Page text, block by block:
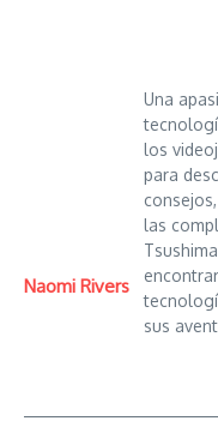
Naomi Rivers
Una
los
para
las
sus